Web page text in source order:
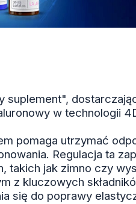
suplement",
w technologii
pomaga utrzymać
Regulacja ta
takich jak zimno czy
z kluczowych
się do poprawy